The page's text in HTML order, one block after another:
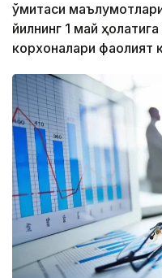
қўмитаси
йилнинг 1 май
корхоналари фаолият